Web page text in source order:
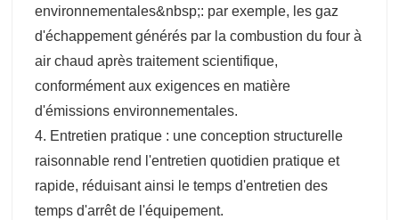
environnementales&nbsp;: par exemple, les gaz
d'échappement générés par la combustion du four à
air chaud après traitement scientifique,
conformément aux exigences en matière
d'émissions environnementales.
4. Entretien pratique : une conception structurelle
raisonnable rend l'entretien quotidien pratique et
rapide, réduisant ainsi le temps d'entretien des
temps d'arrêt de l'équipement.